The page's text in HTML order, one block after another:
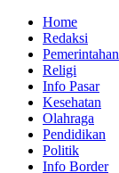
Home
Redaksi
Pemerintahan
Religi
Info Pasar
Kesehatan
Olahraga
Pendidikan
Politik
Info Border